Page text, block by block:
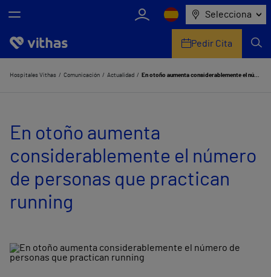
Selecciona
Nosotros
Servicios de salud
Equipo médico y asistencial
Información útil
Pedir Cita
Hospitales Vithas Comunicación Actualidad En otoño aumenta considerablemente el número de personas que practican running
En otoño aumenta
considerablemente el número
de personas que practican
running